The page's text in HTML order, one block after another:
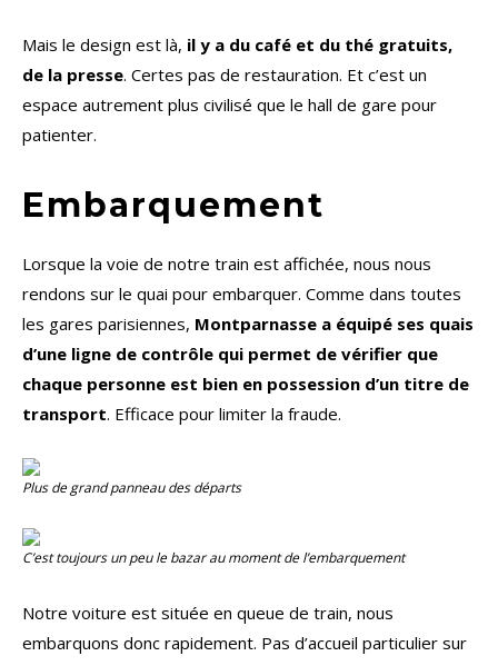
Mais le design est là, il y a du café et du thé gratuits,
de la presse. Certes pas de restauration. Et c’est un
espace autrement plus civilisé que le hall de gare pour
patienter.
Embarquement
Lorsque la voie de notre train est affichée, nous nous
rendons sur le quai pour embarquer. Comme dans toutes
les gares parisiennes, Montparnasse a équipé ses quais
d’une ligne de contrôle qui permet de vérifier que
chaque personne est bien en possession d’un titre de
transport. Efficace pour limiter la fraude.
Plus de grand panneau des départs
C’est toujours un peu le bazar au moment de l’embarquement
Notre voiture est située en queue de train, nous
embarquons donc rapidement. Pas d’accueil particulier sur